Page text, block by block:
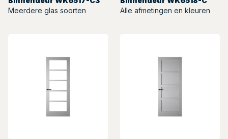
Meerdere glas soorten
Alle afmetingen en kleuren